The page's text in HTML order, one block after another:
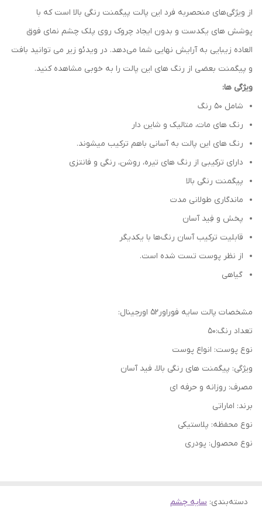
از ویژگی‌های منحصربه فرد این پالت پیگمنت رنگی بالا است که با
پوشش های یکدست و بدون ایجاد چروک روی پلک چشم نمای فوق
العاده زیبایی به آرایش نهایی شما می‌دهد. در ویدئو زیر می توانید بافت
و پیگمنت بعضی از رنگ های این پالت را به خوبی مشاهده کنید.
ویژگی ها:
شامل 50 رنگ
رنگ های مات، متالیک و شاین دار
رنگ های این پالت به آسانی باهم ترکیب میشوند.
دارای ترکیبی از رنگ های تیره، روشن، رنگی و فانتزی
پیگمنت رنگی بالا
ماندگاری طولانی مدت
پخش و فِید آسان
قابلیت ترکیب آسان رنگ‌ها با یکدیگر
از نظر پوست تست شده است.
گیاهی
مشخصات پالت سایه فوراور52 اورجینال:
تعداد رنگ:50
نوع پوست: انواع پوست
ویژگی: پیگمنت های رنگی بالا، فید آسان
مصرف: روزانه و حرفه ای
برند: اماراتی
نوع محفظه: پلاستیکی
نوع محصول: پودری
دسته‌بندی: سایه چشم